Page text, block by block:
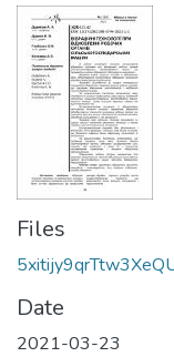
Files
Date
2021-03-23